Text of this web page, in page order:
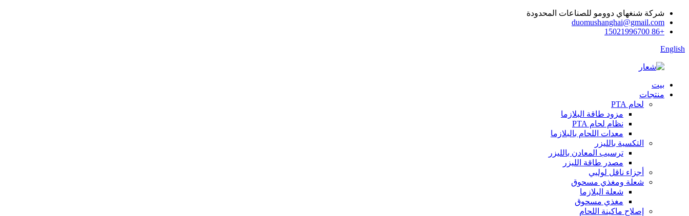
شركة شنغهاي دوومو للصناعات المحدودة
duomushanghai@gmail.com
+86 15021996700
English
بيت
منتجات
لحام PTA
مزود طاقة البلازما
نظام لحام PTA
معدات اللحام بالبلازما
التكسية بالليزر
ترسيب المعادن بالليزر
مصدر طاقة الليزر
أجزاء ناقل لولبي
شعلة ومغذي مسحوق
شعلة البلازما
مغذي مسحوق
إصلاح ماكينة اللحام